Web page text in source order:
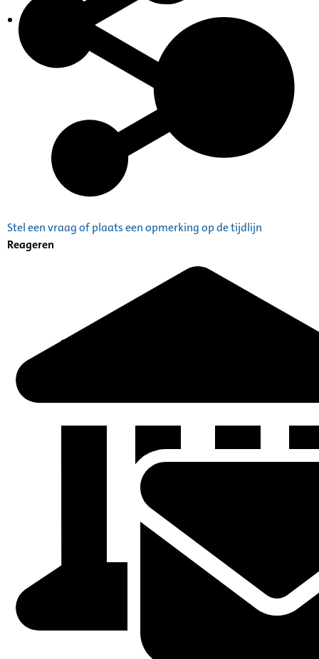
Indexen op persoonsnamen
Stel een vraag of plaats een opmerking op de tijdlijn
Reageren